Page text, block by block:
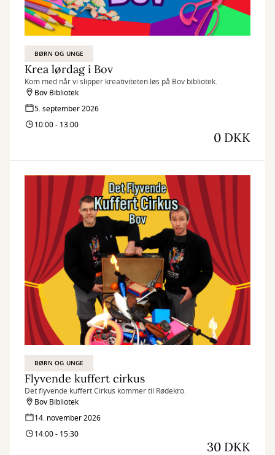
BØRN OG UNGE
Krea lørdag i Bov
Kom med når vi slipper kreativiteten løs på Bov bibliotek.
Bov Bibliotek
5. september 2026
10:00 - 13:00
0 DKK
BØRN OG UNGE
Flyvende kuffert cirkus
Det flyvende kuffert Cirkus kommer til Rødekro.
Bov Bibliotek
14. november 2026
14:00 - 15:30
30 DKK